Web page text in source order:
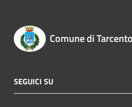
Comune di Tarcento
SEGUICI SU